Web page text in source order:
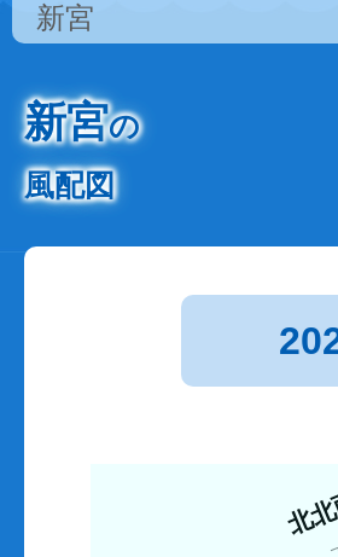
新宮
新宮の
風配図
北